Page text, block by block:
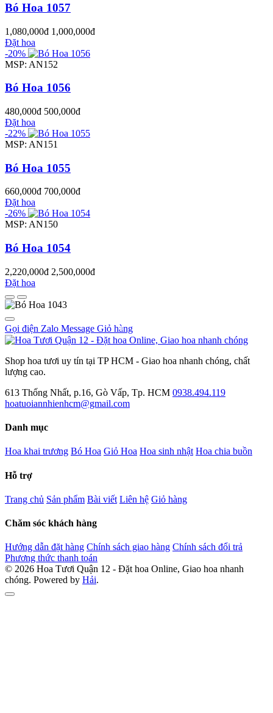
Bó Hoa 1057
1,080,000đ 1,000,000đ
Đặt hoa
-20%
MSP: AN152
Bó Hoa 1056
480,000đ 500,000đ
Đặt hoa
-22%
MSP: AN151
Bó Hoa 1055
660,000đ 700,000đ
Đặt hoa
-26%
MSP: AN150
Bó Hoa 1054
2,220,000đ 2,500,000đ
Đặt hoa
Gọi điện Zalo Message 0
Giỏ hàng
Shop hoa tươi uy tín tại TP HCM - Giao hoa nhanh chóng, chất
lượng cao.
613 Thống Nhất, p.16, Gò Vấp, Tp. HCM 0938.494.119
hoatuoiannhienhcm@gmail.com
Danh mục
Hoa khai trương Bó Hoa Giỏ Hoa Hoa sinh nhật Hoa chia buồn
Hỗ trợ
Trang chủ Sản phẩm Bài viết Liên hệ Giỏ hàng
Chăm sóc khách hàng
Hướng dẫn đặt hàng Chính sách giao hàng Chính sách đổi trả
Phương thức thanh toán
© 2026 Hoa Tươi Quận 12 - Đặt hoa Online, Giao hoa nhanh
chóng. Powered by Hải.